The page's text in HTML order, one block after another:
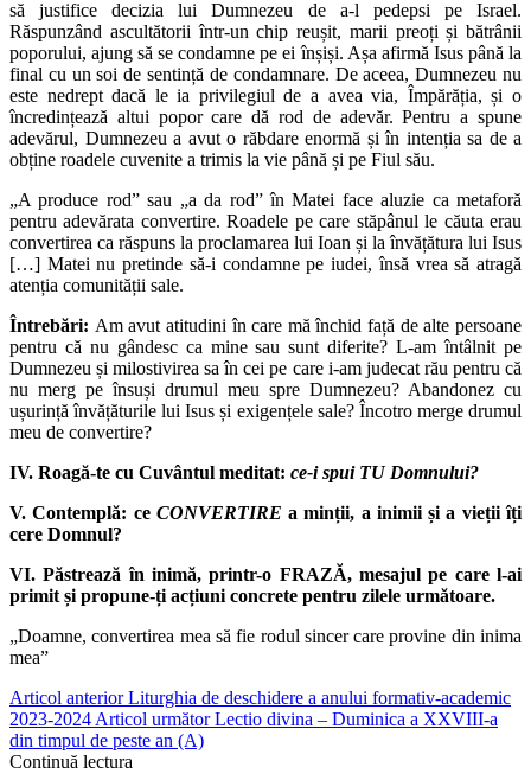
să justifice decizia lui Dumnezeu de a-l pedepsi pe Israel.
Răspunzând ascultătorii într-un chip reușit, marii preoți și bătrânii
poporului, ajung să se condamne pe ei înșiși. Așa afirmă Isus până la
final cu un soi de sentință de condamnare. De aceea, Dumnezeu nu
este nedrept dacă le ia privilegiul de a avea via, Împărăția, și o
încredințează altui popor care dă rod de adevăr. Pentru a spune
adevărul, Dumnezeu a avut o răbdare enormă și în intenția sa de a
obține roadele cuvenite a trimis la vie până și pe Fiul său.
„A produce rod” sau „a da rod” în Matei face aluzie ca metaforă
pentru adevărata convertire. Roadele pe care stăpânul le căuta erau
convertirea ca răspuns la proclamarea lui Ioan și la învățătura lui Isus
[…] Matei nu pretinde să-i condamne pe iudei, însă vrea să atragă
atenția comunității sale.
Întrebări: Am avut atitudini în care mă închid față de alte persoane
pentru că nu gândesc ca mine sau sunt diferite? L-am întâlnit pe
Dumnezeu și milostivirea sa în cei pe care i-am judecat rău pentru că
nu merg pe însuși drumul meu spre Dumnezeu? Abandonez cu
ușurință învățăturile lui Isus și exigențele sale? Încotro merge drumul
meu de convertire?
IV. Roagă-te cu Cuvântul meditat: ce-i spui TU Domnului?
V. Contemplă: ce CONVERTIRE a minții, a inimii și a vieții îți
cere Domnul?
VI. Păstrează în inimă, printr-o FRAZĂ, mesajul pe care l-ai
primit și propune-ți acțiuni concrete pentru zilele următoare.
„Doamne, convertirea mea să fie rodul sincer care provine din inima
mea”
Articol anterior Liturghia de deschidere a anului formativ-academic
2023-2024 Articol următor Lectio divina – Duminica a XXVIII-a
din timpul de peste an (A)
Continuă lectura